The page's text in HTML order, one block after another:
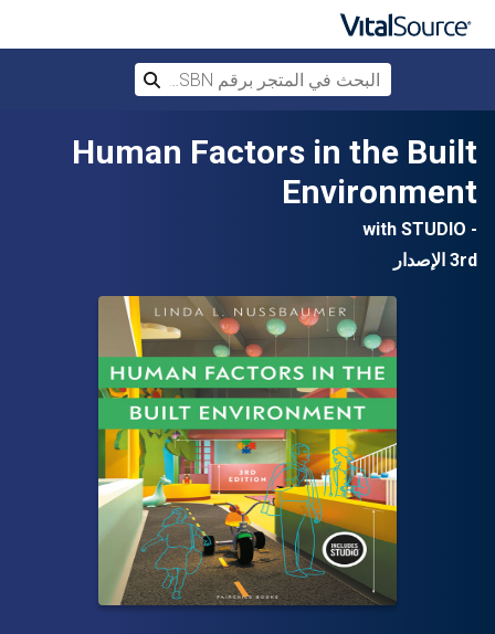
Human Factors in the Built
Environment
- with STUDIO
3rd الإصدار